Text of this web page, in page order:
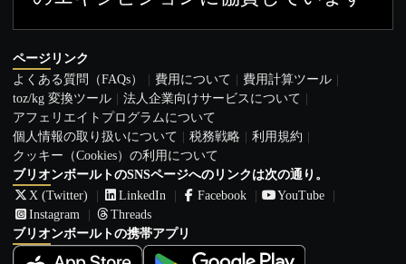
ページリンク
よくある質問（FAQs）
費用について
費用計算ツール
toz/kg 変換ツール
法人企業向けサービスについて
アフェリエイトプログラムについて
個人情報の取り扱いについて
税務戦略
利用規約
クッキー（Cookies）の利用について
ブリオンボールトのSNSページへのリンクは次の通り。
X (Twitter)
LinkedIn Facebook
YouTube
Instagram
Threads
ブリオンボールトの携帯アプリ